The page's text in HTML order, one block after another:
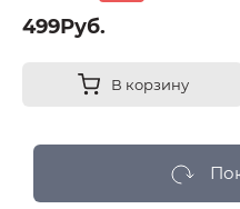
499Руб.
В корзину